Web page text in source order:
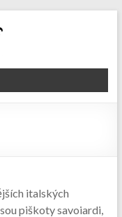
italských
piškoty savoiardi,